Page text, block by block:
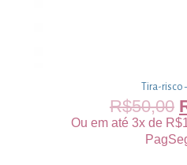
Tira-risco
R$50,00
Ou em até 3x de R$